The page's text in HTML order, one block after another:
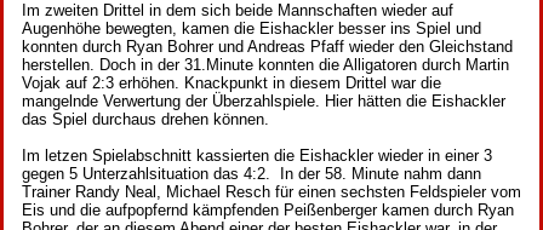
Im zweiten Drittel in dem sich beide Mannschaften wieder auf
Augenhöhe bewegten, kamen die Eishackler besser ins Spiel und
konnten durch Ryan Bohrer und Andreas Pfaff wieder den Gleichstand
herstellen. Doch in der 31.Minute konnten die Alligatoren durch Martin
Vojak auf 2:3 erhöhen. Knackpunkt in diesem Drittel war die
mangelnde Verwertung der Überzahlspiele. Hier hätten die Eishackler
das Spiel durchaus drehen können.
Im letzen Spielabschnitt kassierten die Eishackler wieder in einer 3
gegen 5 Unterzahlsituation das 4:2. In der 58. Minute nahm dann
Trainer Randy Neal, Michael Resch für einen sechsten Feldspieler vom
Eis und die aufpopfernd kämpfenden Peißenberger kamen durch Ryan